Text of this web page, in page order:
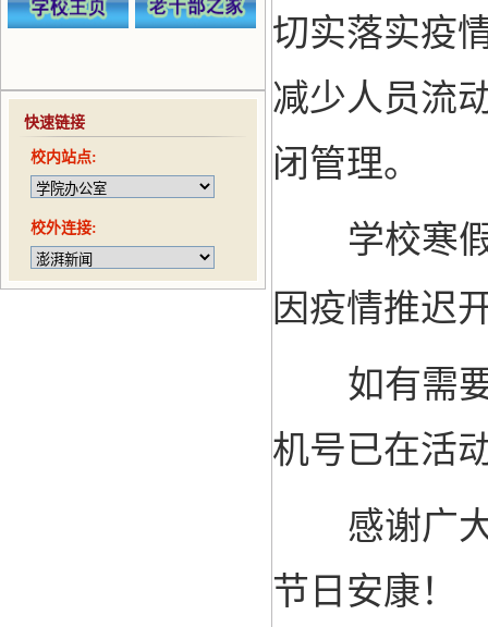
趣味运动会通知（20210416）
快速链接
校内站点:
校外连接:
切实落实疫
减少人员流
闭管理。
学校寒
因疫情推迟
如有需
机号已在活
感谢广
节日安康！